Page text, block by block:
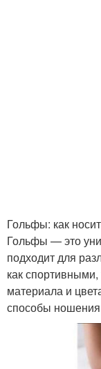
Гольфы: как
Гольфы — это
подходит для
как
материала и
способы